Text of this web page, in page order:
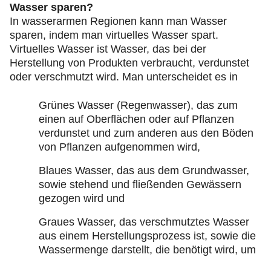
Wasser sparen?
In wasserarmen Regionen kann man Wasser
sparen, indem man virtuelles Wasser spart.
Virtuelles Wasser ist Wasser, das bei der
Herstellung von Produkten verbraucht, verdunstet
oder verschmutzt wird. Man unterscheidet es in
Grünes Wasser (Regenwasser), das zum
einen auf Oberflächen oder auf Pflanzen
verdunstet und zum anderen aus den Böden
von Pflanzen aufgenommen wird,
Blaues Wasser, das aus dem Grundwasser,
sowie stehend und fließenden Gewässern
gezogen wird und
Graues Wasser, das verschmutztes Wasser
aus einem Herstellungsprozess ist, sowie die
Wassermenge darstellt, die benötigt wird, um